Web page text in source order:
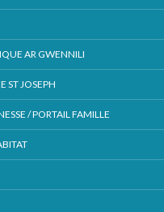
AR GWENNILI
ST JOSEPH
/ PORTAIL FAMILLE